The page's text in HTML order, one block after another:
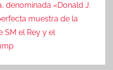
denominada «Donald J.
muestra de la
SM el Rey y el